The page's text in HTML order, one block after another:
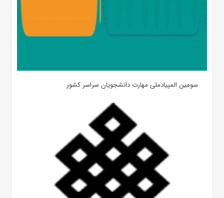
سومین المپیادملی مهارت دانشجویان سراسر کشور